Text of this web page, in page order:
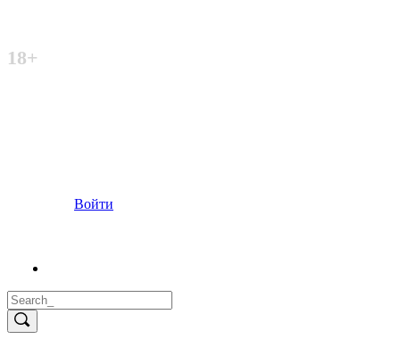
18+
Войти